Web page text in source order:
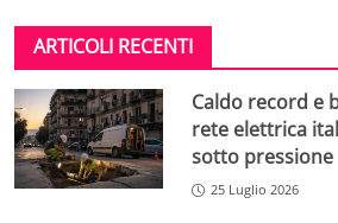
ARTICOLI RECENTI
Caldo record e
rete elettrica
sotto pressione
25 Luglio 2026